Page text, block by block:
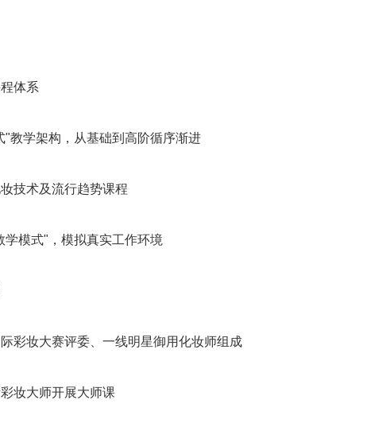
体系
"教学架构，从基础到高阶循序渐进
技术及流行趋势课程
学模式"，模拟真实工作环境
彩妆大赛评委、一线明星御用化妆师组成
妆大师开展大师课